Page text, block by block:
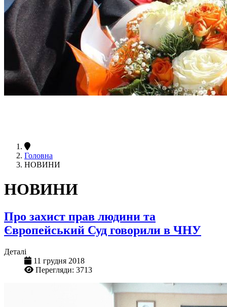
Головна
НОВИНИ
НОВИНИ
Про захист прав людини та
Європейський Суд говорили в ЧНУ
Деталі
11 грудня 2018
Перегляди: 3713